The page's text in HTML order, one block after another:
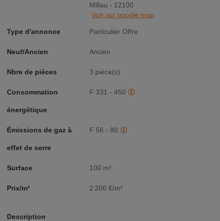
Millau - 12100
Voir sur google map
Type d'annonce Particulier Offre
Neuf/Ancien Ancien
Nbre de pièces 3 pièce(s)
Consommation
énergétique
F 331 - 450
Émissions de gaz à
effet de serre
F 56 - 80
Surface 100 m²
Prix/m² 2 200 €/m²
Description